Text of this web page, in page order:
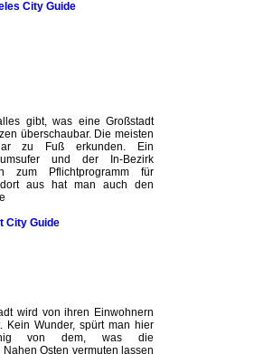
City Guide
gibt, was eine Großstadt
überschaubar. Die meisten
zu Fuß erkunden. Ein
und der In-Bezirk
zum Pflichtprogramm für
dort aus hat man auch den
City Guide
wird von ihren Einwohnern
Kein Wunder, spürt man hier
von dem, was die
Osten vermuten lassen